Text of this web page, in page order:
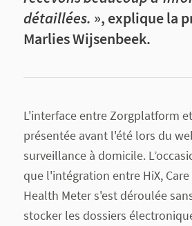
détaillées. », explique la
Marlies Wijsenbeek.
L'interface entre Zorgplatform
présentée avant l'été lors du
surveillance à domicile.
que l'intégration entre HiX,
Health Meter s'est déroulée
stocker les dossiers